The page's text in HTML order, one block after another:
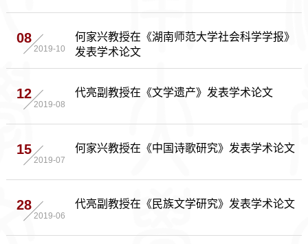
08
2019-10
何家兴教授在《湖南师范大学社会科学学报》
发表学术论文
12
2019-08
代亮副教授在《文学遗产》发表学术论文
15
2019-07
何家兴教授在《中国诗歌研究》发表学术论文
28
2019-06
代亮副教授在《民族文学研究》发表学术论文